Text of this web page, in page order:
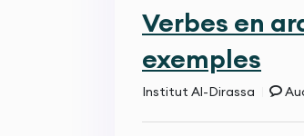
Verbes en
exemples
Institut Al-Dirassa